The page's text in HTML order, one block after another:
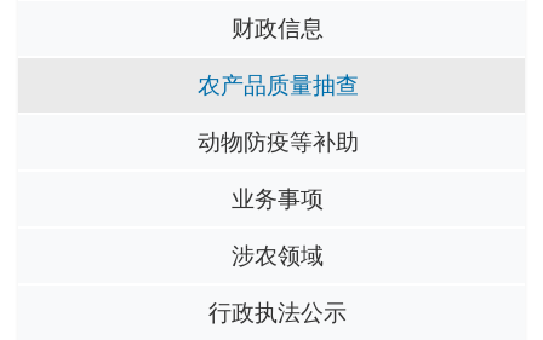
财政信息
农产品质量抽查
动物防疫等补助
业务事项
涉农领域
行政执法公示